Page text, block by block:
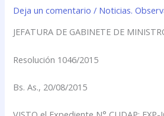
Deja un comentario / Noticias.
JEFATURA DE GABINETE DE
Resolución 1046/2015
Bs. As., 20/08/2015